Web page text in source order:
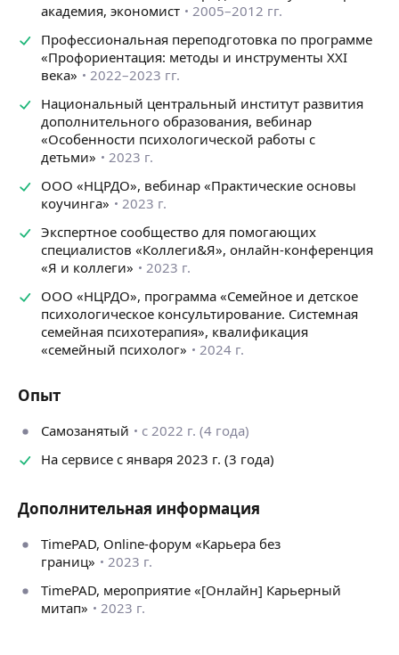
‌✔️ диагностика интересов и склонностей
в профессиональном плане, определения типа
личности, сферы деятельности;
✔️ ресурсы, поддержка, знание, опыт, доход, условия
✔️ рекомендация по сфере деятельности (2−3
профессии);
✔️ итоговое письменное заключение.
для РОДИТЕЛЕЙ ПОДРОСТКОВ и СТАРШЕКЛАССНИКОВ
КАКОЙ РЕЗУЛЬТАТ ВАС ЖДЁТ 🚀
✔️ План «А»: в какой ВУЗ/Колледж поступать, карта
ВУЗов (платные/бесплатные, местоположение
и рейтинг);
‌✔️ План «Б»: действия в случае провала экзамена,
недобора баллов;
‌‌‌‌✔️ ЭКОНОМИЯ ваших ДЕНЕГ и НЕРВОВ;
‌✔️ диагностика подростка основанная на личностных
‌✔️ профессия, подобрана с учетом всех пожеланий
профессий;
‌✔️ мотивация к учёбе и понимание в реализации
‌‌✔️ итоговое письменное заключение.
Всё строго конфиденциально.
Бонус, поддержка клиентов течение 3 месяцев.
академия, экономист
2005–2012 гг.
Профессиональная переподготовка по программе
«Профориентация: методы и инструменты ХХI
века»
2022–2023 гг.
Национальный центральный институт развития
дополнительного образования, вебинар
«Особенности психологической работы с
детьми»
2023 г.
ООО «НЦРДО», вебинар «Практические основы
коучинга»
2023 г.
Экспертное сообщество для помогающих
специалистов «Коллеги&Я», онлайн-конференция
«Я и коллеги»
2023 г.
ООО «НЦРДО», программа «Семейное и детское
психологическое консультирование. Системная
семейная психотерапия», квалификация
«семейный психолог»
2024 г.
Опыт
Самозанятый
с 2022 г. (4 года)
На сервисе с января 2023 г. (3 года)
Дополнительная информация
TimePAD, Online-форум «Карьера без
границ»
2023 г.
TimePAD, мероприятие «[Онлайн] Карьерный
митап»
2023 г.